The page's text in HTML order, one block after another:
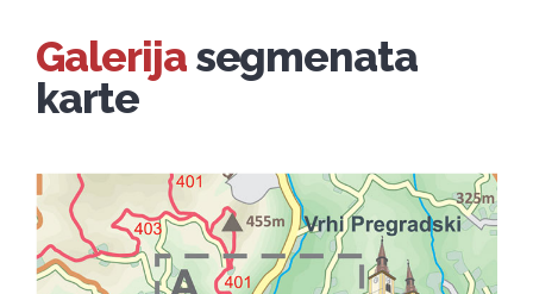
Galerijasegmenata
karte